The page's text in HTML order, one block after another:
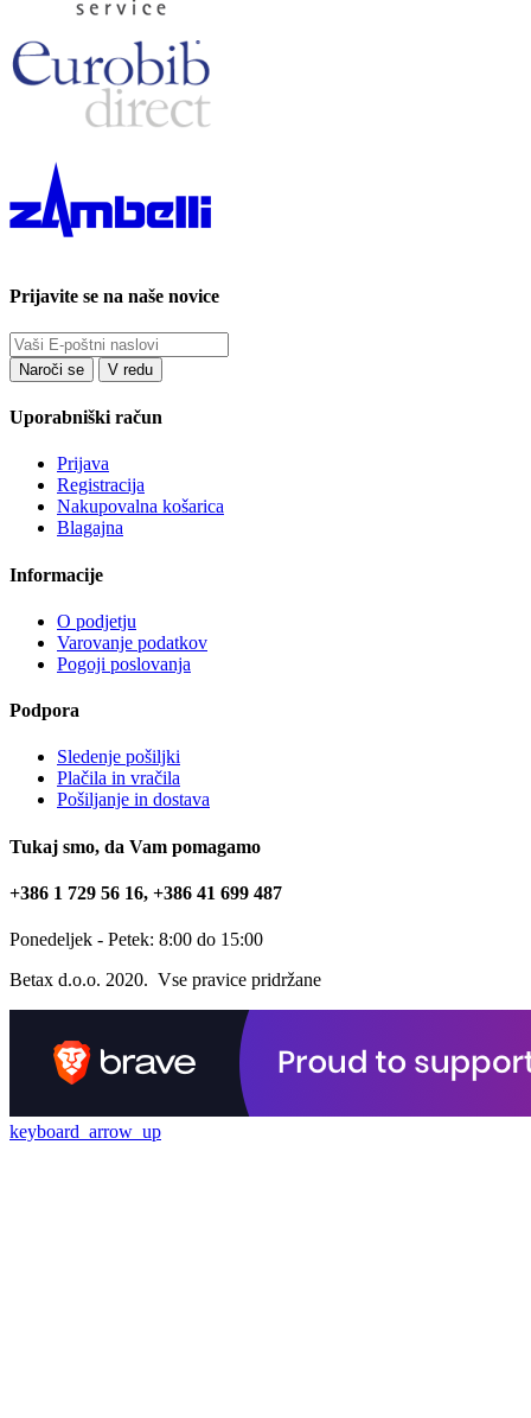
Prijavite se na naše novice
Uporabniški račun
Prijava
Registracija
Nakupovalna košarica
Blagajna
Informacije
O podjetju
Varovanje podatkov
Pogoji poslovanja
Podpora
Sledenje pošiljki
Plačila in vračila
Pošiljanje in dostava
Tukaj smo, da Vam pomagamo
+386 1 729 56 16, +386 41 699 487
Ponedeljek - Petek: 8:00 do 15:00
Betax d.o.o. 2020. Vse pravice pridržane
keyboard_arrow_up